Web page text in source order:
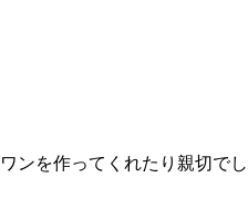
ンを作ってくれたり親切でし